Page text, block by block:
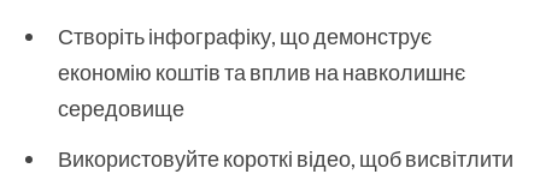
Створіть інфографіку, що демонструє
економію коштів та вплив на навколишнє
середовище
Використовуйте короткі відео, щоб висвітлити